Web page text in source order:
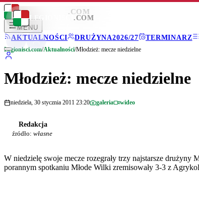
LEGIONISCI .COM
MENU
AKTUALNOŚCI
DRUŻYNA2026/27 TERMINARZ
LEGIONISCI .COM
Legionisci.com/Aktualności/Młodzież: mecze niedzielne
Młodzież: mecze niedzielne
niedziela, 30 stycznia 2011 23:20 galeria wideo
Redakcja
źródło: własne
W niedzielę swoje mecze rozegrały trzy najstarsze
porannym spotkaniu Młode Wilki zremisowały 3-3 z